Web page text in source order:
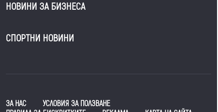
НОВИНИ ЗА БИЗНЕСА
СПОРТНИ НОВИНИ
ЗА НАС
УСЛОВИЯ ЗА ПОЛЗВАНЕ